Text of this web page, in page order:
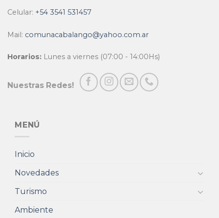
Celular: +54 3541 531457
Mail: comunacabalango@yahoo.com.ar
Horarios: Lunes a viernes (07:00 - 14:00Hs)
Nuestras Redes!
MENÚ
Inicio
Novedades
Turismo
Ambiente